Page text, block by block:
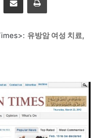
유방암 여성 치료,